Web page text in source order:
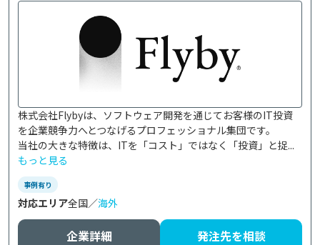
株式会社Flybyは、ソフトウェア開発を通じてお客様のIT投資
を企業競争力へとつなげるプロフェッショナル集団です。
当社の大きな特徴は、ITを「コスト」ではなく「投資」と捉...
もっと見る
事例有り
対応エリア全国／海外
企業詳細 発注先を相談